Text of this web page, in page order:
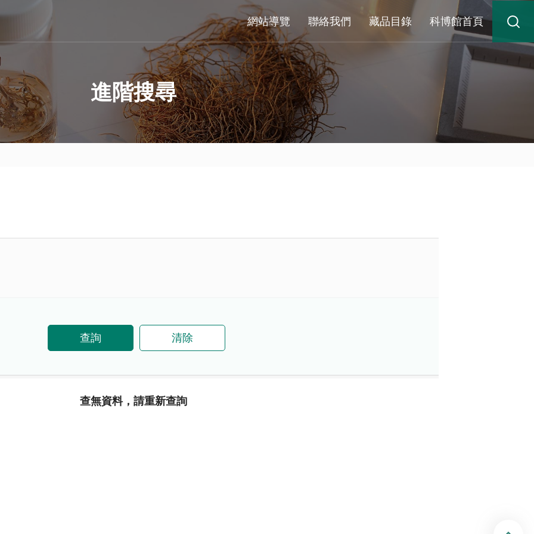
網站導覽 聯絡我們 藏品目錄 科博館首頁
進階搜尋
查詢 清除
查無資料，請重新查詢